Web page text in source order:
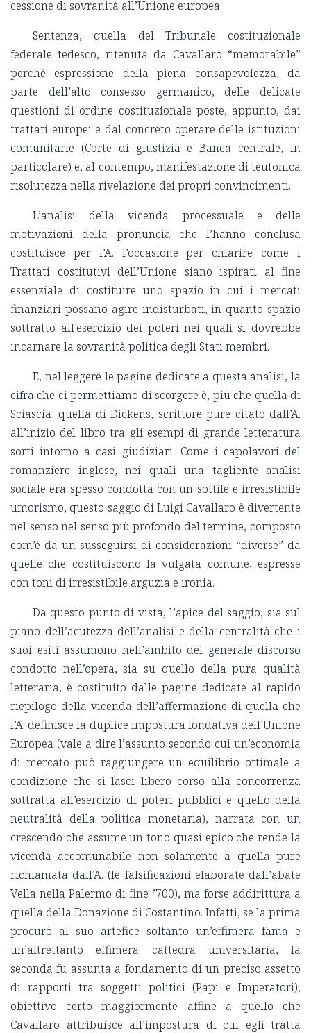
cessione di sovranità all’Unione europea.
Sentenza, quella del Tribunale costituzionale
federale tedesco, ritenuta da Cavallaro “memorabile”
perché espressione della piena consapevolezza, da
parte dell’alto consesso germanico, delle delicate
questioni di ordine costituzionale poste, appunto, dai
trattati europei e dal concreto operare delle istituzioni
comunitarie (Corte di giustizia e Banca centrale, in
particolare) e, al contempo, manifestazione di teutonica
risolutezza nella rivelazione dei propri convincimenti.
L’analisi della vicenda processuale e delle
motivazioni della pronuncia che l’hanno conclusa
costituisce per l’A. l’occasione per chiarire come i
Trattati costitutivi dell’Unione siano ispirati al fine
essenziale di costituire uno spazio in cui i mercati
finanziari possano agire indisturbati, in quanto spazio
sottratto all’esercizio dei poteri nei quali si dovrebbe
incarnare la sovranità politica degli Stati membri.
E, nel leggere le pagine dedicate a questa analisi, la
cifra che ci permettiamo di scorgere è, più che quella di
Sciascia, quella di Dickens, scrittore pure citato dall’A.
all’inizio del libro tra gli esempi di grande letteratura
sorti intorno a casi giudiziari. Come i capolavori del
romanziere inglese, nei quali una tagliente analisi
sociale era spesso condotta con un sottile e irresistibile
umorismo, questo saggio di Luigi Cavallaro è divertente
nel senso nel senso più profondo del termine, composto
com’è da un susseguirsi di considerazioni “diverse” da
quelle che costituiscono la vulgata comune, espresse
con toni di irresistibile arguzia e ironia.
Da questo punto di vista, l’apice del saggio, sia sul
piano dell’acutezza dell’analisi e della centralità che i
suoi esiti assumono nell’ambito del generale discorso
condotto nell’opera, sia su quello della pura qualità
letteraria, è costituito dalle pagine dedicate al rapido
riepilogo della vicenda dell’affermazione di quella che
l’A. definisce la duplice impostura fondativa dell’Unione
Europea (vale a dire l’assunto secondo cui un’economia
di mercato può raggiungere un equilibrio ottimale a
condizione che si lasci libero corso alla concorrenza
sottratta all’esercizio di poteri pubblici e quello della
neutralità della politica monetaria), narrata con un
crescendo che assume un tono quasi epico che rende la
vicenda accomunabile non solamente a quella pure
richiamata dall’A. (le falsificazioni elaborate dall’abate
Vella nella Palermo di fine ’700), ma forse addirittura a
quella della Donazione di Costantino. Infatti, se la prima
procurò al suo artefice soltanto un’effimera fama e
un’altrettanto effimera cattedra universitaria, la
seconda fu assunta a fondamento di un preciso assetto
di rapporti tra soggetti politici (Papi e Imperatori),
obiettivo certo maggiormente affine a quello che
Cavallaro attribuisce all’impostura di cui egli tratta